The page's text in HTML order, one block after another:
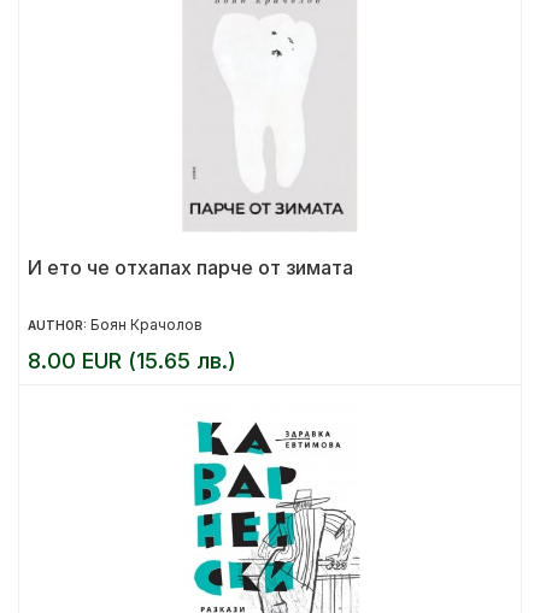
И ето че отхапах парче от зимата
AUTHOR: Боян Крачолов
8.00 EUR (15.65 лв.)